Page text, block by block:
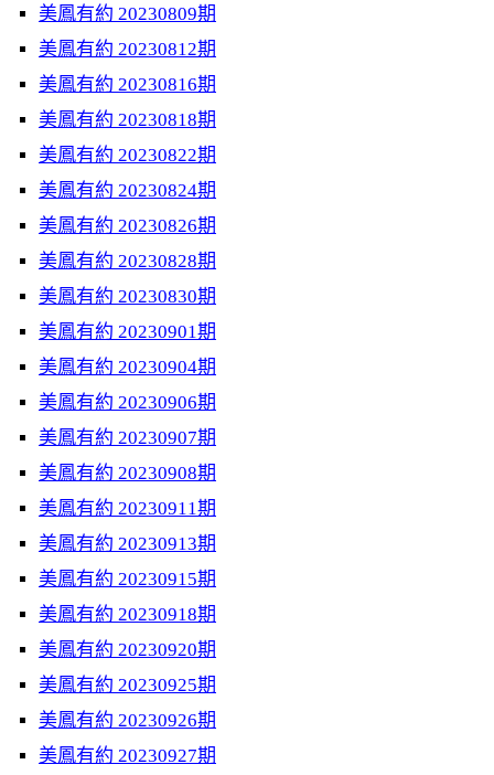
美鳳有約 20230809期
美鳳有約 20230812期
美鳳有約 20230816期
美鳳有約 20230818期
美鳳有約 20230822期
美鳳有約 20230824期
美鳳有約 20230826期
美鳳有約 20230828期
美鳳有約 20230830期
美鳳有約 20230901期
美鳳有約 20230904期
美鳳有約 20230906期
美鳳有約 20230907期
美鳳有約 20230908期
美鳳有約 20230911期
美鳳有約 20230913期
美鳳有約 20230915期
美鳳有約 20230918期
美鳳有約 20230920期
美鳳有約 20230925期
美鳳有約 20230926期
美鳳有約 20230927期